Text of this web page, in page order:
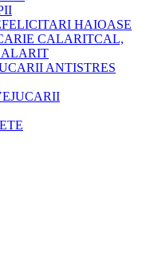
FELICITARI HAIOASE
CAL,
ANTISTRES
JUCARII